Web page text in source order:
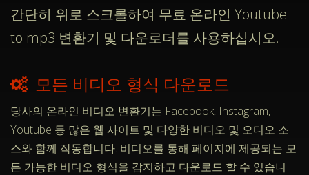
간단히 위로 스크롤하여 무료 온라인 Youtube
to mp3 변환기 및 다운로더를 사용하십시오.
모든 비디오 형식 다운로드
당사의 온라인 비디오 변환기는 Facebook, Instagram,
Youtube 등 많은 웹 사이트 및 다양한 비디오 및 오디오 소
스와 함께 작동합니다. 비디오를 통해 페이지에 제공되는 모
든 가능한 비디오 형식을 감지하고 다운로드 할 수 있습니